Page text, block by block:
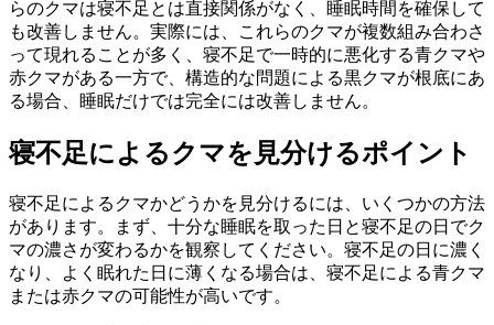
らのクマは寝不足とは直接関係がなく、睡眠時間を確保して
も改善しません。実際には、これらのクマが複数組み合わさ
って現れることが多く、寝不足で一時的に悪化する青クマや
赤クマがある一方で、構造的な問題による黒クマが根底にあ
る場合、睡眠だけでは完全には改善しません。
寝不足によるクマを見分けるポイント
寝不足によるクマかどうかを見分けるには、いくつかの方法
があります。まず、十分な睡眠を取った日と寝不足の日でク
マの濃さが変わるかを観察してください。寝不足の日に濃く
なり、よく眠れた日に薄くなる場合は、寝不足による青クマ
または赤クマの可能性が高いです。